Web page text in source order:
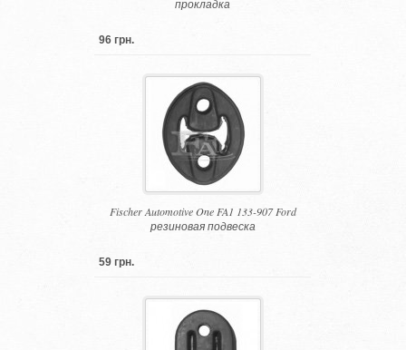
прокладка
96 грн.
Fischer Automotive One FA1 133-907 Ford
резиновая подвеска
59 грн.